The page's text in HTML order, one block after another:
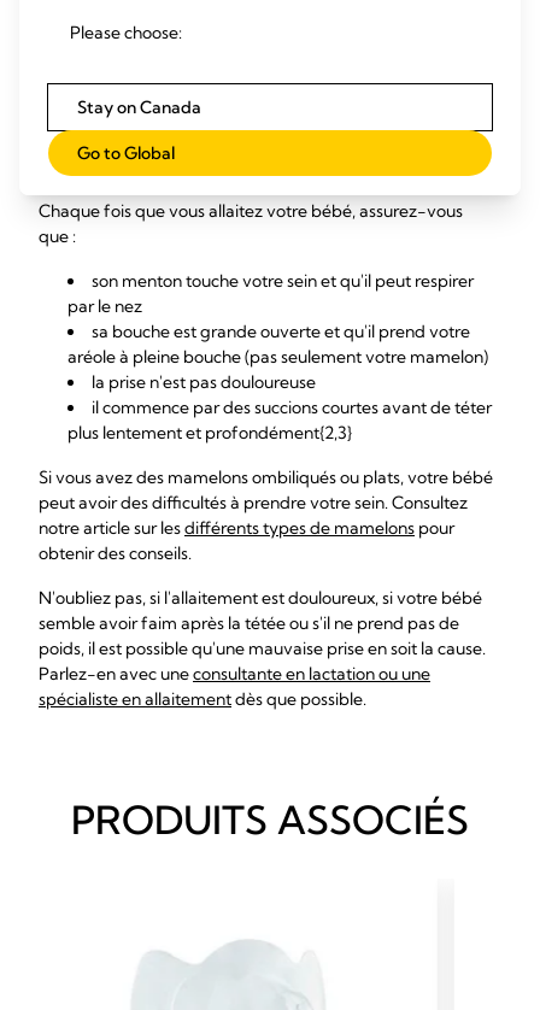
langue sur l'extrémité, dégagez-le doucement de votre sein
et réessayez. Passez doucement votre doigt propre au coin
Signes d'une bonne prise
Chaque fois que vous allaitez votre bébé, assurez-vous
que :
son menton touche votre sein et qu'il peut respirer
par le nez
sa bouche est grande ouverte et qu'il prend votre
aréole à pleine bouche (pas seulement votre mamelon)
la prise n'est pas douloureuse
il commence par des succions courtes avant de téter
plus lentement et profondément{2,3}
Si vous avez des mamelons ombiliqués ou plats, votre bébé
peut avoir des difficultés à prendre votre sein. Consultez
notre article sur lesdifférents types de mamelons pour
obtenir des conseils.
N'oubliez pas, si l'allaitement est douloureux, si votre bébé
semble avoir faim après la tétée ou s'il ne prend pas de
poids, il est possible qu'une mauvaise prise en soit la cause.
Parlez-en avec uneconsultante en lactation ou une
spécialiste en allaitementdès que possible.
PRODUITS ASSOCIÉS
Please choose:
Stay on Canada
Go to Global